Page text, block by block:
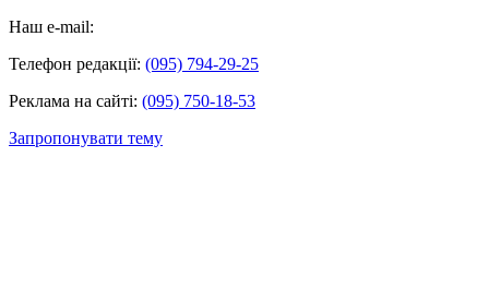
Наш e-mail:
Телефон редакції: (095) 794-29-25
Реклама на сайті: (095) 750-18-53
Запропонувати тему